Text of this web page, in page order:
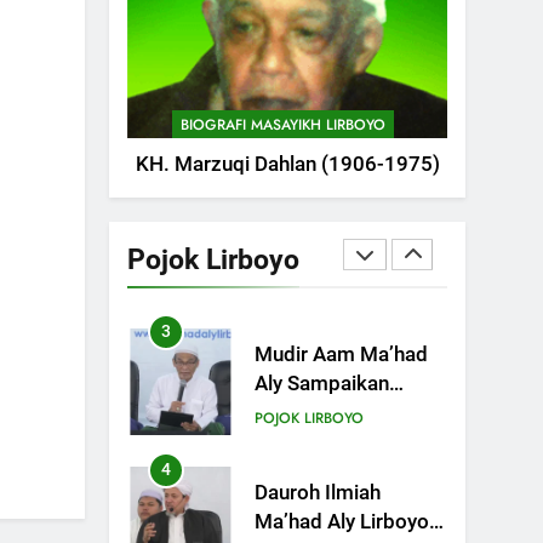
BIOGRAFI MASAYIKH LIRBOYO
KH. Marzuqi Dahlan (1906-1975)
Pojok Lirboyo
Santri
Tam-Taman Lirboyo:
MHM dan Ma’had
Aly Gelar Koreksian
Kitab Semester
Ganjil
POJOK LIRBOYO
3
Aly Sampaikan
Pentingnya
Dauroh Ilmiah
POJOK LIRBOYO
4
Dauroh Ilmiah
Ma’had Aly Lirboyo
Bahas Metode
Hadis Dhaif.
POJOK LIRBOYO
5
Dauroh Ilmiah &
Sanadan Kitab Al-